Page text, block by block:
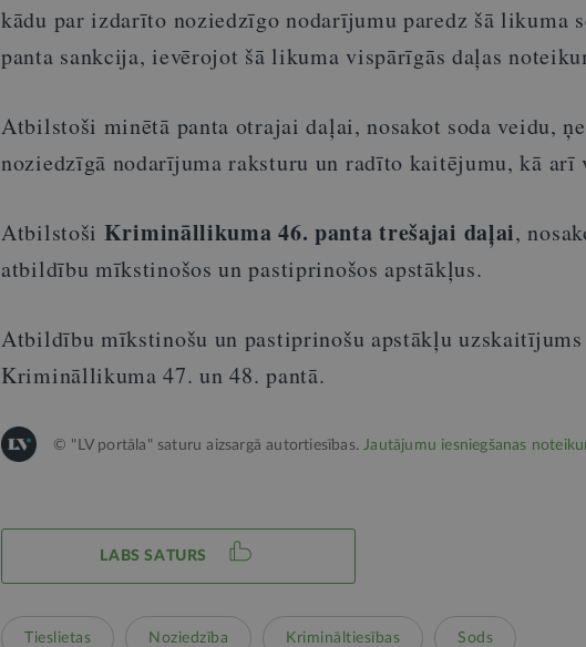
kādu par izdarīto noziedzīgo nodarījumu paredz šā likuma
panta sankcija, ievērojot šā likuma vispārīgās daļas
Atbilstoši minētā panta otrajai daļai, nosakot soda veidu,
noziedzīgā nodarījuma raksturu un radīto kaitējumu, kā arī
Atbilstoši Krimināllikuma 46. panta trešajai daļai,
atbildību mīkstinošos un pastiprinošos apstākļus.
Atbildību mīkstinošu un pastiprinošu apstākļu
Krimināllikuma 47. un 48. pantā.
© "LV portāla" saturu aizsargā autortiesības.Jautājumu iesniegšanas
LABS SATURS
Tieslietas Noziedzība Krimināltiesības Sods